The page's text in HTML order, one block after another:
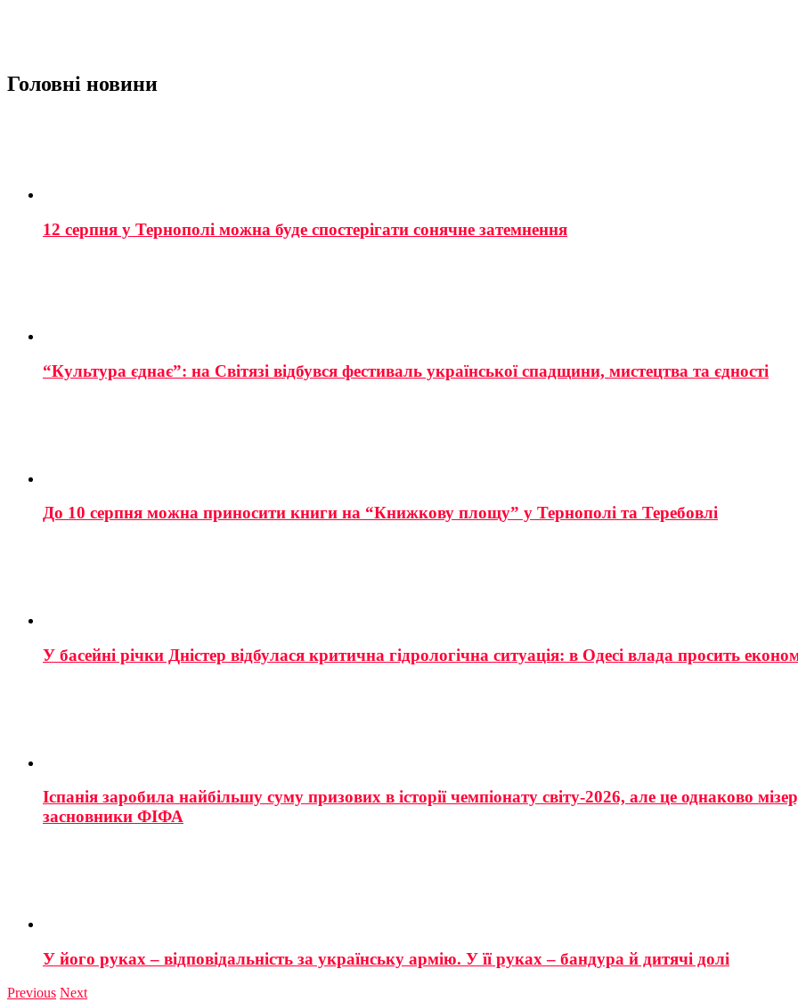
Головні новини
12 серпня у Тернополі можна буде спостерігати сонячне затемнення
“Культура єднає”: на Світязі відбувся фестиваль української спадщини, мистецтва та єдності
До 10 серпня можна приносити книги на “Книжкову площу” у Тернополі та Теребовлі
У басейні річки Дністер відбулася критична гідрологічна ситуація: в Одесі влада просить
Іспанія заробила найбільшу суму призових в історії чемпіонату світу-2026, але це однаково
засновники ФІФА
У його руках – відповідальність за українську армію. У її руках – бандура й дитячі долі
Previous Next